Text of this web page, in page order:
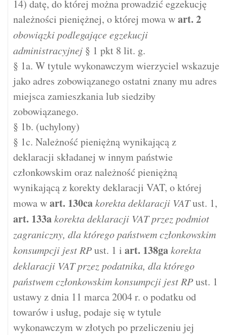
14) datę, do której można prowadzić egzekucję
należności pieniężnej, o której mowa wart. 2
obowiązki podlegające egzekucji
administracyjnej § 1 pkt 8 lit. g.
§ 1a. W tytule wykonawczym wierzyciel wskazuje
jako adres zobowiązanego ostatni znany mu adres
miejsca zamieszkania lub siedziby
zobowiązanego.
§ 1b. (uchylony)
§ 1c. Należność pieniężną wynikającą z
deklaracji składanej w innym państwie
członkowskim oraz należność pieniężną
wynikającą z korekty deklaracji VAT, o której
mowa wart. 130cakorekta deklaracji VATust. 1,
art. 133akorekta deklaracji VAT przez podmiot
zagraniczny, dla którego państwem członkowskim
konsumpcji jest RPust. 1 i art. 138gakorekta
deklaracji VAT przez podatnika, dla którego
państwem członkowskim konsumpcji jest RPust. 1
ustawy z dnia 11 marca 2004 r. o podatku od
towarów i usług, podaje się w tytule
wykonawczym w złotych po przeliczeniu jej